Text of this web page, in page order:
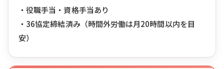
・役職手当・資格手当あり
・36協定締結済み（時間外労働は月20時間以内を目
安）